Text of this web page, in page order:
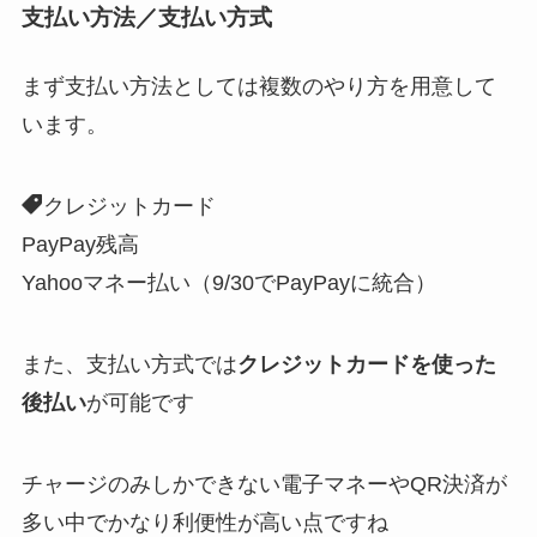
支払い方法／支払い方式
まず支払い方法としては複数のやり方を用意して
います。
クレジットカード
PayPay残高
Yahooマネー払い（9/30でPayPayに統合）
また、支払い方式ではクレジットカードを使った
後払いが可能です
チャージのみしかできない電子マネーやQR決済が
多い中でかなり利便性が高い点ですね